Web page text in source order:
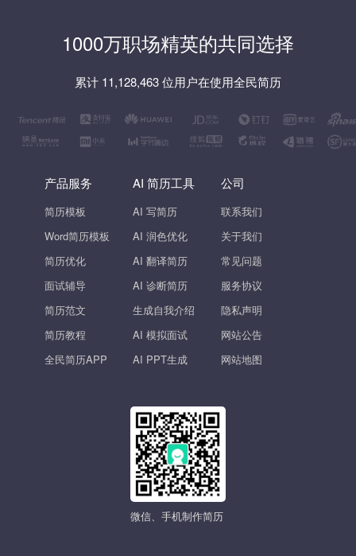
1000万职场精英的共同选择
累计 11,128,463 位用户在使用全民简历
产品服务
简历模板
Word简历模板
简历优化
面试辅导
简历范文
简历教程
全民简历APP
AI 简历工具
AI 写简历
AI 润色优化
AI 翻译简历
AI 诊断简历
生成自我介绍
AI 模拟面试
AI PPT生成
公司
联系我们
关于我们
常见问题
服务协议
隐私声明
网站公告
网站地图
微信、手机制作简历